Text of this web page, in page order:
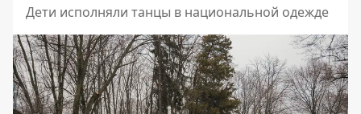
Дети исполняли танцы в национальной одежде